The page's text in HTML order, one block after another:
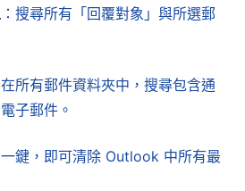
：搜尋所有「回覆對象」與所選郵
所有郵件資料夾中，搜尋包含通
子郵件。
一鍵，即可清除 Outlook 中所有最